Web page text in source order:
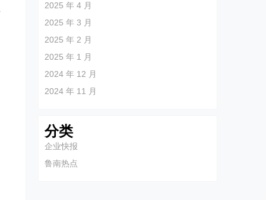
2025 年 4 月
2025 年 3 月
2025 年 2 月
2025 年 1 月
2024 年 12 月
2024 年 11 月
分类
企业快报
鲁南热点